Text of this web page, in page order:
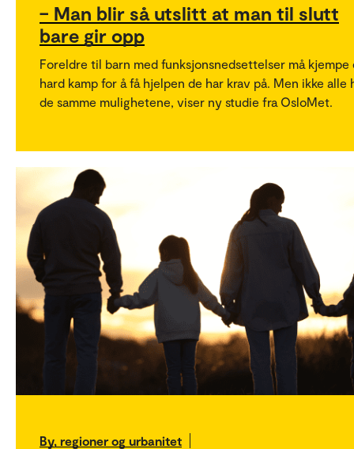
– Man blir så utslitt at man til slutt
bare gir opp
Foreldre til barn med funksjonsnedsettelser må kjempe
hard kamp for å få hjelpen de har krav på. Men ikke alle
de samme mulighetene, viser ny studie fra OsloMet.
By, regioner og urbanitet